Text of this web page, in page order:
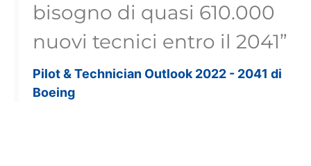
bisogno di quasi 610.000
nuovi tecnici entro il 2041”
Pilot & Technician Outlook 2022 - 2041 di
Boeing